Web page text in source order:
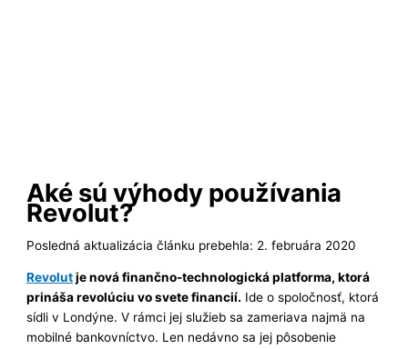
Aké sú výhody používania
Revolut?
Posledná aktualizácia článku prebehla: 2. februára 2020
Revolutje nová finančno-technologická platforma, ktorá
prináša revolúciu vo svete financií. Ide o spoločnosť, ktorá
sídli v Londýne. V rámci jej služieb sa zameriava najmä na
mobilné bankovníctvo. Len nedávno sa jej pôsobenie